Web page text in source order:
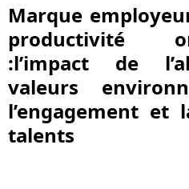
Marque
productivité
:l’impact de
valeurs
l’engagement et
talents